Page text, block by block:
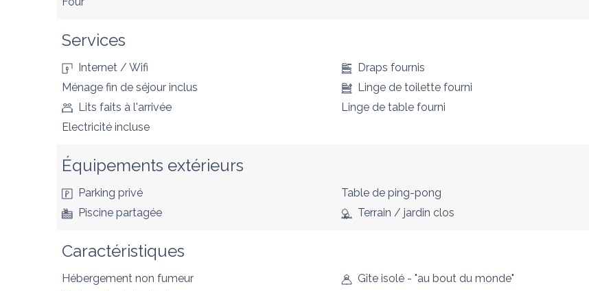
Services
Internet / Wifi
Draps fournis
Ménage fin de séjour inclus
Linge de toilette fourni
Lits faits à l'arrivée
Linge de table fourni
Electricité incluse
Équipements extérieurs
Parking privé
Table de ping-pong
Piscine partagée
Terrain / jardin clos
Caractéristiques
Hébergement non fumeur
Gîte isolé - "au bout du monde"